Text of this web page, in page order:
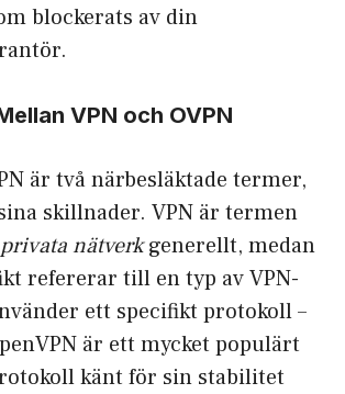
blockerats av din
VPN och OVPN
är två närbesläktade termer,
skillnader. VPN är termen
nätverkgenerellt, medan
refererar till en typ av VPN-
ett specifikt protokoll –
är ett mycket populärt
känt för sin stabilitet